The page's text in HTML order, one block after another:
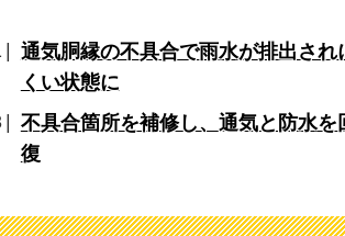
通気胴縁の不具合で雨水が排出され
くい状態に
不具合箇所を補修し、通気と防水を
復